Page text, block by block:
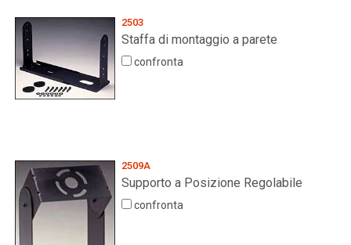
2503
Staffa di montaggio a parete
confronta
2509A
Supporto a Posizione Regolabile
confronta